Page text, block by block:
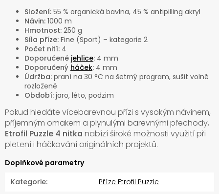
Složení: 55 % organická bavlna, 45 % antipilling akryl
Návin: 1000 m
Hmotnost: 250 g
Síla příze: Fine (Sport) – kategorie 2
Počet nití: 4
Doporučené jehlice: 4 mm
Doporučený háček: 4 mm
Údržba: praní na 30 °C na šetrný program, sušit volně
rozložené
Období: jaro, léto, podzim
Pokud hledáte vícebarevnou přízi s vysokým návinem,
příjemným omakem a plynulými barevnými přechody,
Etrofil Puzzle 4 nitka nabízí široké možnosti využití při
pletení i háčkování originálních projektů.
Doplňkové parametry
Kategorie:
Příze Etrofil Puzzle